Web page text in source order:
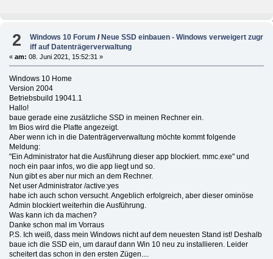
2 Windows 10 Forum /Neue SSD einbauen - Windows verweigert zugr
iff auf Datenträgerverwaltung
« am: 08. Juni 2021, 15:52:31 »
Windows 10 Home
Version 2004
Betriebsbuild 19041.1
Hallo!
baue gerade eine zusätzliche SSD in meinen Rechner ein.
Im Bios wird die Platte angezeigt.
Aber wenn ich in die Datenträgerverwaltung möchte kommt folgende
Meldung:
"Ein Administrator hat die Ausführung dieser app blockiert. mmc.exe" und
noch ein paar infos, wo die app liegt und so.
Nun gibt es aber nur mich an dem Rechner.
Net user Administrator /active:yes
habe ich auch schon versucht. Angeblich erfolgreich, aber dieser ominöse
Admin blockiert weiterhin die Ausführung.
Was kann ich da machen?
Danke schon mal im Vorraus
P.S. Ich weiß, dass mein Windows nicht auf dem neuesten Stand ist! Deshalb
baue ich die SSD ein, um darauf dann Win 10 neu zu installieren. Leider
scheitert das schon in den ersten Zügen....